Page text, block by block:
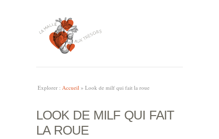
Explorer : Accueil » Look de milf qui fait la roue
LOOK DE MILF QUI FAIT
LA ROUE